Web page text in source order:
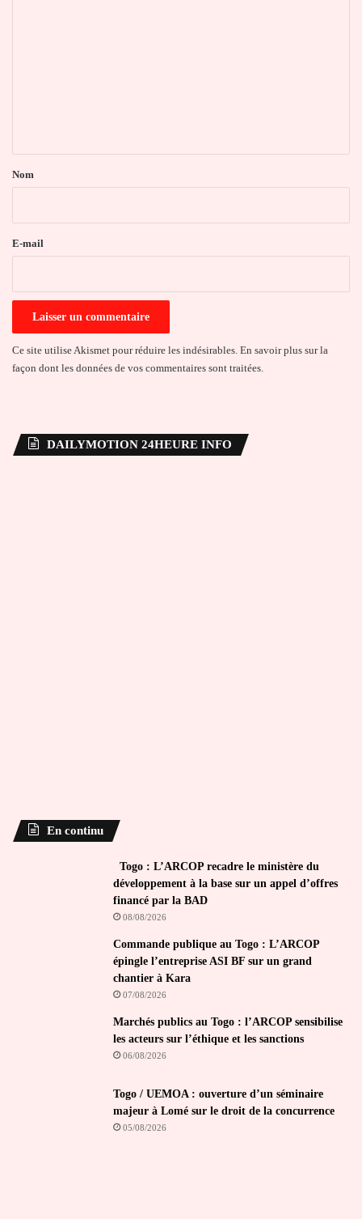
a
e
Nom
E-mail
Ce site utilise Akismet pour réduire les indésirables. En savoir plus sur la
façon dont les données de vos commentaires sont traitées
DAILYMOTION 24HEURE INFO
En continu
Togo : L’ARCOP recadre le ministère du
développement à la base sur un appel d’offres
financé par la BAD
08/08/2026
Commande publique au Togo : L’ARCOP
épingle l’entreprise ASI BF sur un grand
chantier à Kara
07/08/2026
Marchés publics au Togo : l’ARCOP sensibilise
les acteurs sur l’éthique et les sanctions
06/08/2026
Togo / UEMOA : ouverture d’un séminaire
majeur à Lomé sur le droit de la concurrence
05/08/2026